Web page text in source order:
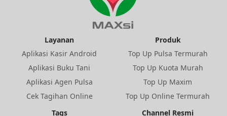
Layanan
Aplikasi Kasir Android
Aplikasi Buku Tani
Aplikasi Agen Pulsa
Cek Tagihan Online
Produk
Top Up Pulsa Termurah
Top Up Kuota Murah
Top Up Maxim
Top Up Online Termurah
Tags
Channel Resmi